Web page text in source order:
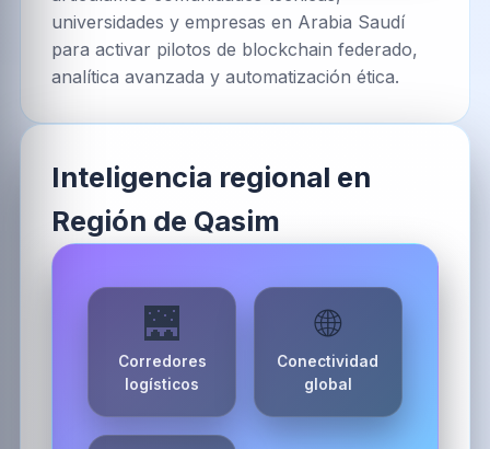
universidades y empresas en Arabia Saudí
para activar pilotos de blockchain federado,
analítica avanzada y automatización ética.
Inteligencia regional en
Región de Qasim
🌉
Corredores
logísticos
🌐
Conectividad
global